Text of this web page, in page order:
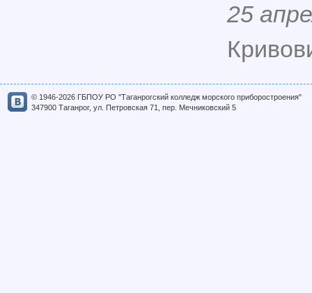
25
© 1946-2026 ГБПОУ РО "Таганрогский колледж морского приборостроения"
347900 Таганрог, ул. Петровская 71, пер. Мечниковский 5